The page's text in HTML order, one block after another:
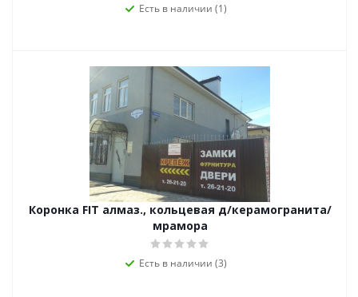
Есть в наличии (1)
Коронка FIT алмаз., кольцевая д/керамогранита/
мрамора
Есть в наличии (3)